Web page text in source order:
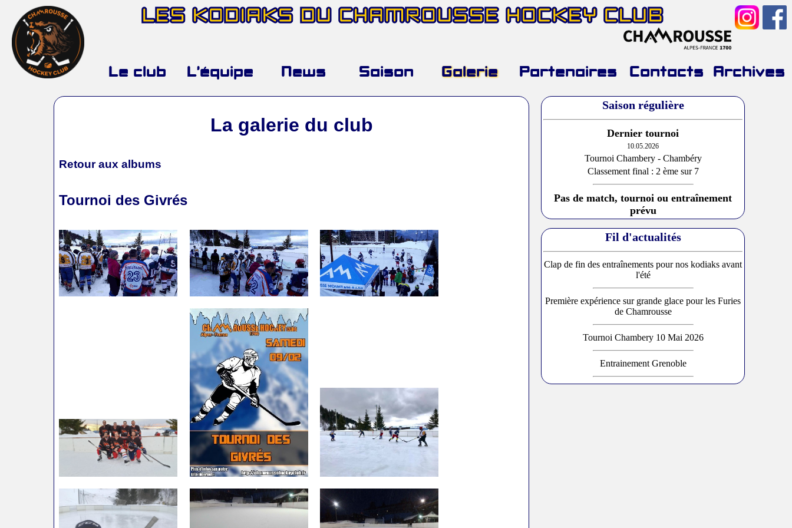
LES KODIAKS DU CHAMROUSSE HOCKEY CLUB
Le club L’équipe News Saison Galerie Partenaires Contacts Archives
La galerie du club
Retour aux albums
Tournoi des Givrés
Saison régulière
Dernier tournoi
10.05.2026
Tournoi Chambery - Chambéry
Classement final : 2 ème sur 7
Pas de match, tournoi ou entraînement
prévu
Fil d'actualités
Clap de fin des entraînements pour nos kodiaks avant
l'été
Première expérience sur grande glace pour les Furies
de Chamrousse
Tournoi Chambery 10 Mai 2026
Entrainement Grenoble